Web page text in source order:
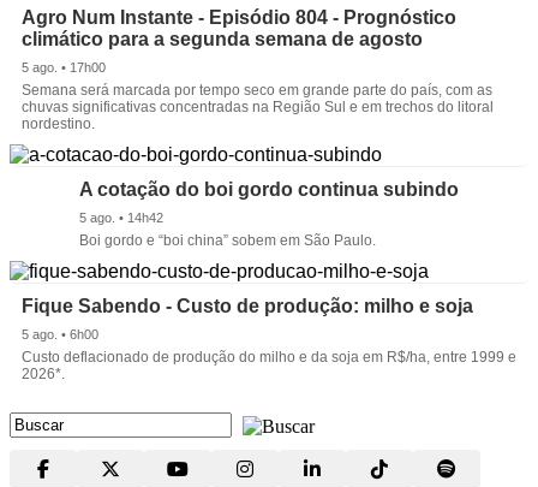
Agro Num Instante - Episódio 804 - Prognóstico
climático para a segunda semana de agosto
5 ago. • 17h00
Semana será marcada por tempo seco em grande parte do país, com as
chuvas significativas concentradas na Região Sul e em trechos do litoral
nordestino.
A cotação do boi gordo continua subindo
5 ago. • 14h42
Boi gordo e “boi china” sobem em São Paulo.
Fique Sabendo - Custo de produção: milho e soja
5 ago. • 6h00
Custo deflacionado de produção do milho e da soja em R$/ha, entre 1999 e
2026*.